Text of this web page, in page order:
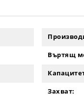
Въртящ
Захват: